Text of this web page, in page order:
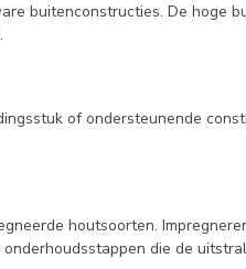
buitenconstructies. De hoge
of ondersteunende
houtsoorten.
die de